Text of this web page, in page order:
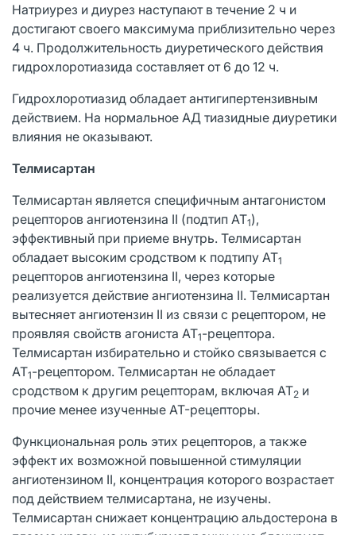
Натриурез и диурез наступают в течение 2 ч и
достигают своего максимума приблизительно через
4 ч. Продолжительность диуретического действия
гидрохлоротиазида составляет от 6 до 12 ч.
Гидрохлоротиазид обладает антигипертензивным
действием. На нормальное АД тиазидные диуретики
влияния не оказывают.
Телмисартан
Телмисартан является специфичным антагонистом
рецепторов ангиотензина II (подтип AT1),
эффективный при приеме внутрь. Телмисартан
обладает высоким сродством к подтипу AT1
рецепторов ангиотензина II, через которые
реализуется действие ангиотензина II. Телмисартан
вытесняет ангиотензин II из связи с рецептором, не
проявляя свойств агониста AT1-рецептора.
Телмисартан избирательно и стойко связывается с
AT1-рецептором. Телмисартан не обладает
сродством к другим рецепторам, включая AT2 и
прочие менее изученные AT-рецепторы.
Функциональная роль этих рецепторов, а также
эффект их возможной повышенной стимуляции
ангиотензином II, концентрация которого возрастает
под действием телмисартана, не изучены.
Телмисартан снижает концентрацию альдостерона в